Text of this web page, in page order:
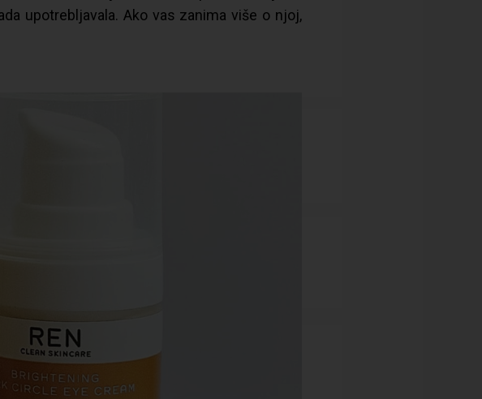
upotrebljavala. Ako vas zanima više o njoj,